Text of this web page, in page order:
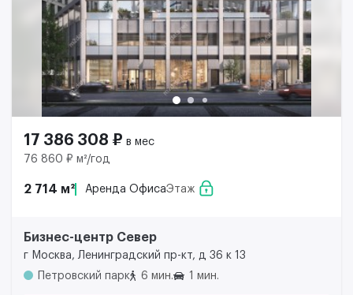
17 386 308 ₽ в мес
76 860 ₽ м²/год
2 714 м² Аренда ОфисаЭтаж
Бизнес-центр Север
г Москва, Ленинградский пр-кт, д 36 к 13
Петровский парк
6 мин. 1 мин.